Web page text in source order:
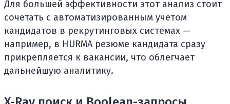
Для большей эффективности этот анализ стоит
сочетать с автоматизированным учетом
кандидатов в рекрутинговых системах —
например, в HURMA резюме кандидата сразу
прикрепляется к вакансии, что облегчает
дальнейшую аналитику.